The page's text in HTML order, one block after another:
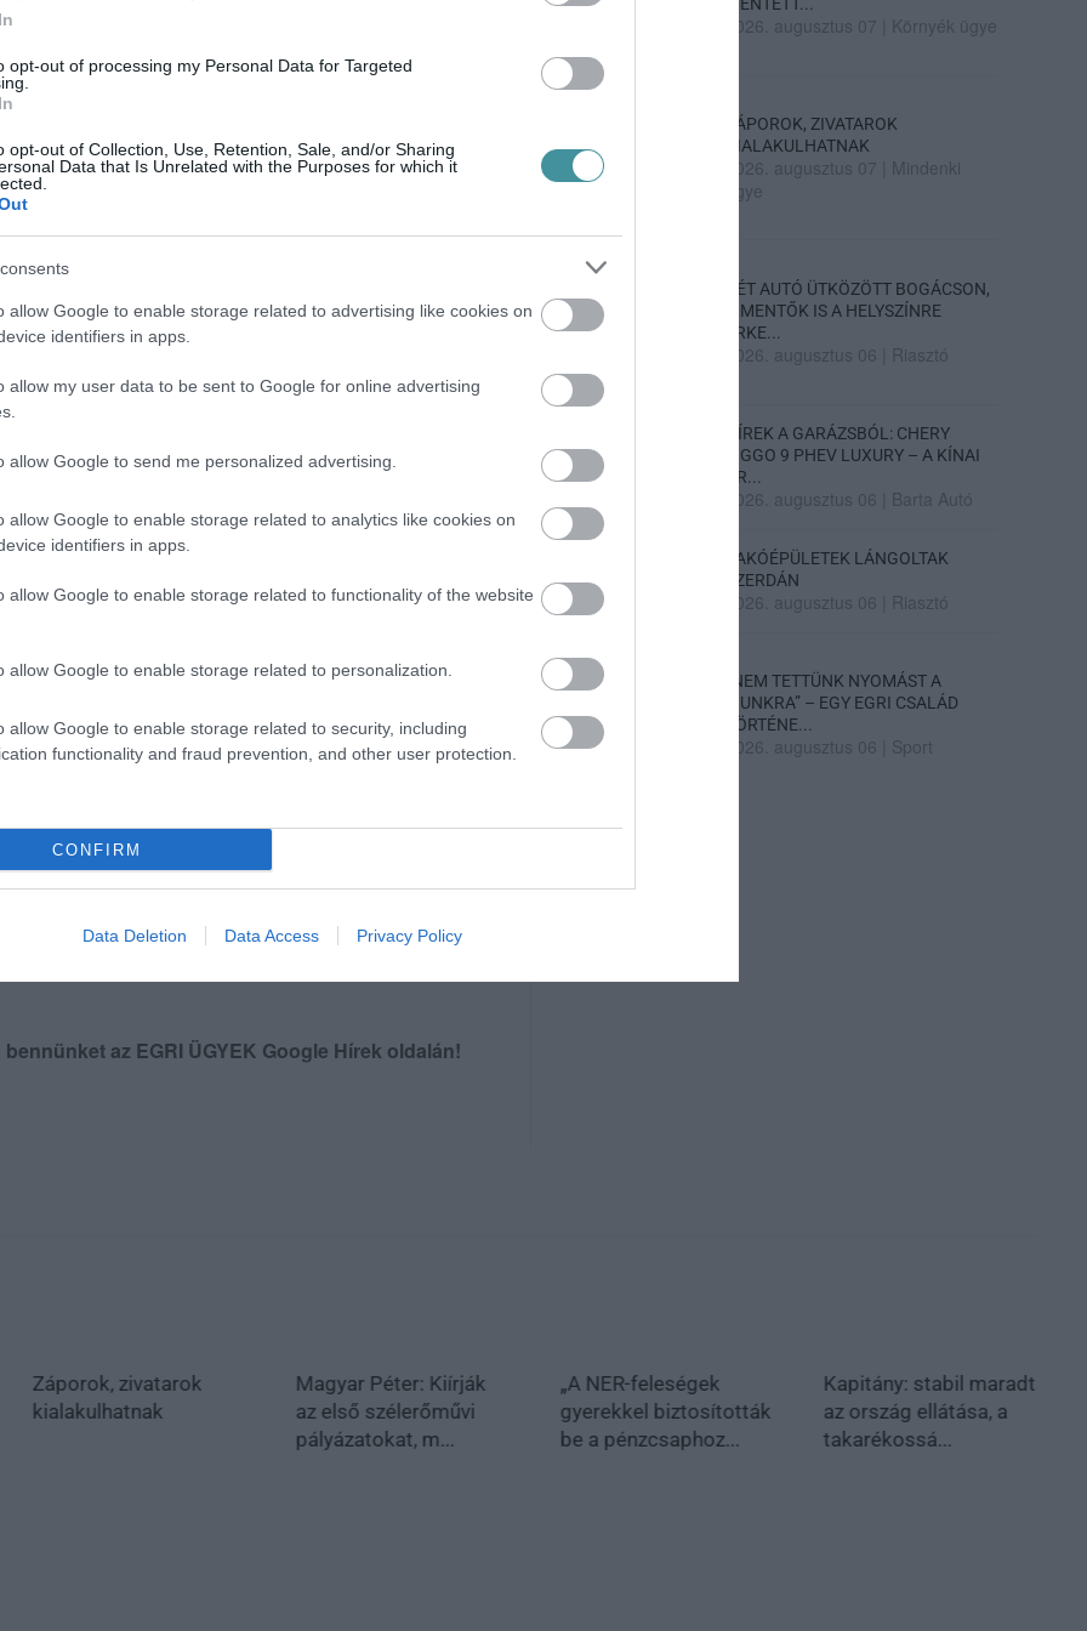
opt-out of processing my Personal Data for Targeted
opt-out of Collection, Use, Retention, Sale, and/or Sharing
Data that Is Unrelated with the Purposes for which it
allow Google to enable storage related to advertising like cookies on
identifiers in apps.
allow my user data to be sent to Google for online advertising
allow Google to send me personalized advertising.
allow Google to enable storage related to analytics like cookies on
identifiers in apps.
allow Google to enable storage related to functionality of the website
allow Google to enable storage related to personalization.
allow Google to enable storage related to security, including
functionality and fraud prevention, and other user protection.
CONFIRM
Data Deletion Data Access Privacy Policy
arra vezethető vissza, hogy többen,
vették elég komolyan, és elmentek
ahol másokat is megfertőztek.
az üzletekben és
és távolságtartás mellett az egyik
is éberek és fegyelmezettek
utaló jeleket, függetlenül attól, hogy
tudjuk kerülni a fertőzés továbbterjedését
- írták.
és Pest megyében (708)
Fejér (382), Komárom-Esztergom (315),
Abaúj-Zemplén (147), Veszprém (138) és
pedig Tolna megye áll (18).
A FERTŐZÖTTEK SZÁMA A VILÁGON
553 702 ember fertőződött meg a
száma 748 416, a gyógyultaké pedig
csütörtök reggeli összesítése
306 fertőzöttet tartottak nyilván, a halálos
pedig 12 529 198 volt.
az EGRI ÜGYEK Google Hírek oldalán!
2026. augusztus 07 Környék ügye
ZÁPOROK, ZIVATAROK
KIALAKULHATNAK
2026. augusztus 07
Mindenki
ügye
KÉT AUTÓ ÜTKÖZÖTT BOGÁCSON,
A MENTŐK IS A HELYSZÍNRE
ÉRKE...
2026. augusztus 06 Riasztó
HÍREK A GARÁZSBÓL: CHERY
TIGGO 9 PHEV LUXURY – A KÍNAI
PR...
2026. augusztus 06 Barta Autó
LAKÓÉPÜLETEK LÁNGOLTAK
SZERDÁN
2026. augusztus 06 Riasztó
„NEM TETTÜNK NYOMÁST A
FIUNKRA” – EGY EGRI CSALÁD
TÖRTÉNE...
2026. augusztus 06 Sport
Záporok, zivatarok
kialakulhatnak
Magyar Péter: Kiírják
az első szélerőművi
pályázatokat, m...
„A NER-feleségek
gyerekkel biztosították
be a pénzcsaphoz...
Kapitány: stabil maradt
az ország ellátása, a
takarékossá...